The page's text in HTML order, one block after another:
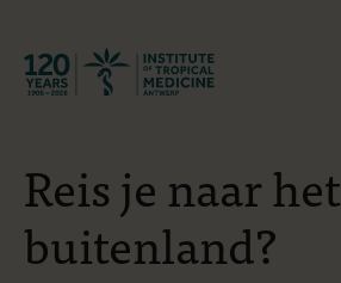
Terug naar start
Reis je naar het
buitenland?